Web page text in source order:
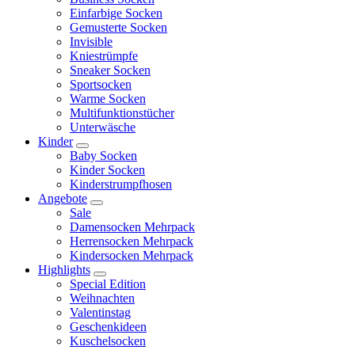
Einfarbige Socken
Gemusterte Socken
Invisible
Kniestrümpfe
Sneaker Socken
Sportsocken
Warme Socken
Multifunktionstücher
Unterwäsche
Kinder
Baby Socken
Kinder Socken
Kinderstrumpfhosen
Angebote
Sale
Damensocken Mehrpack
Herrensocken Mehrpack
Kindersocken Mehrpack
Highlights
Special Edition
Weihnachten
Valentinstag
Geschenkideen
Kuschelsocken